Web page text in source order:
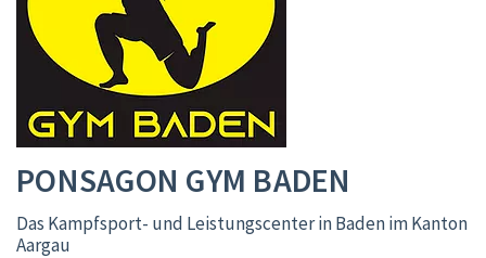
PONSAGON GYM BADEN
Das Kampfsport- und Leistungscenter in Baden im Kanton
Aargau